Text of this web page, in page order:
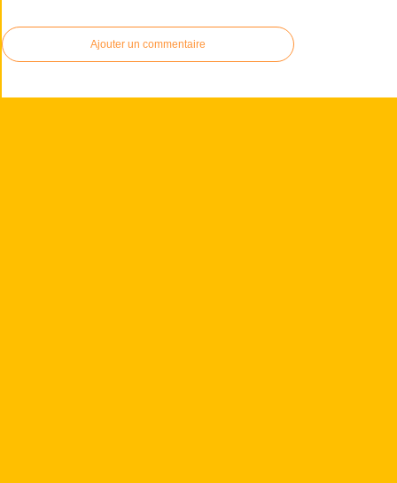
Ajouter un commentaire